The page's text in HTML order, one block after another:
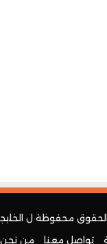
محفوظة ل
تواصل معنا من نحن